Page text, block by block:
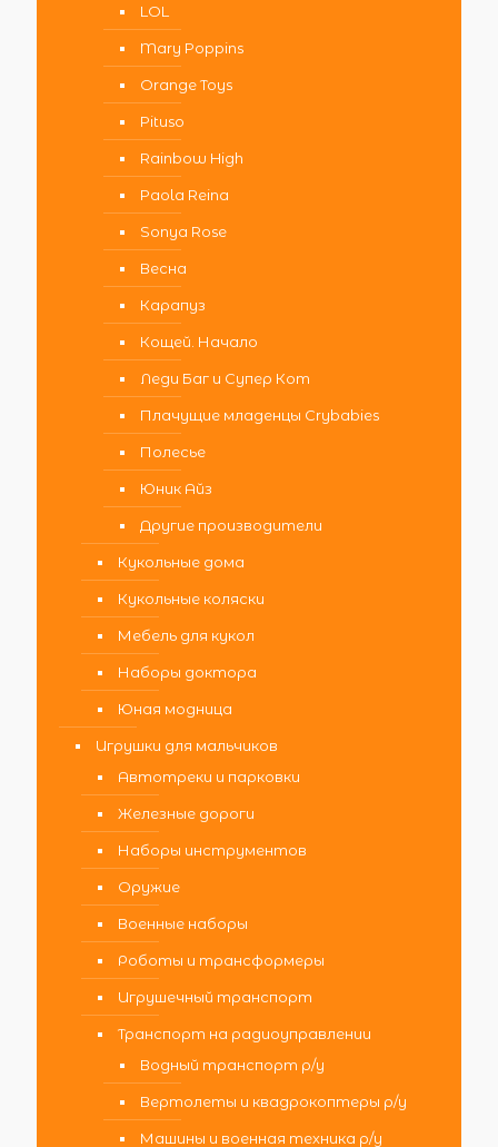
LOL
Mary Poppins
Orange Toys
Pituso
Rainbow High
Paola Reina
Sonya Rose
Весна
Карапуз
Кощей. Начало
Леди Баг и Супер Кот
Плачущие младенцы Crybabies
Полесье
Юник Айз
Другие производители
Кукольные дома
Кукольные коляски
Мебель для кукол
Наборы доктора
Юная модница
Игрушки для мальчиков
Автотреки и парковки
Железные дороги
Наборы инструментов
Оружие
Военные наборы
Роботы и трансформеры
Игрушечный транспорт
Транспорт на радиоуправлении
Водный транспорт р/у
Вертолеты и квадрокоптеры р/у
Машины и военная техника р/у